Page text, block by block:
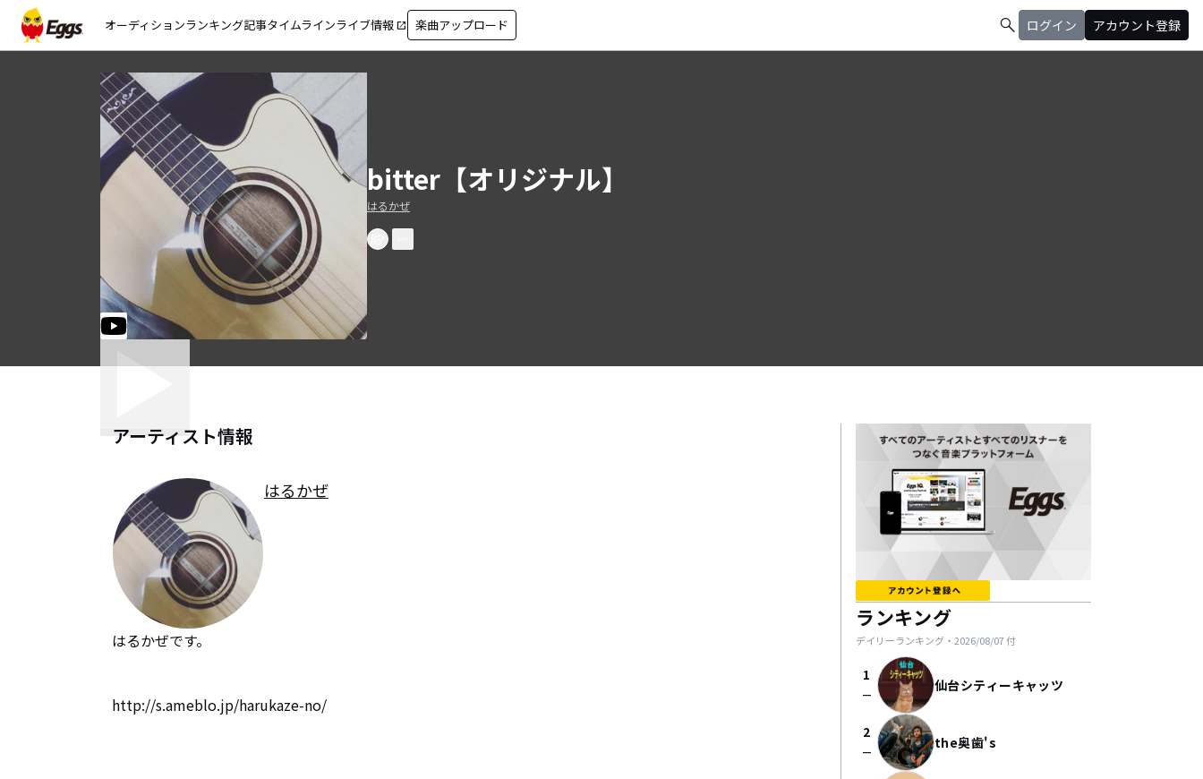
オーディションランキング記事タイムラインライブ情報 open_in_new 楽曲アップロード search ログイン アカウント登録
bitter【オリジナル】
はるかぜ
アーティスト情報
はるかぜ
はるかぜです。
http://s.ameblo.jp/harukaze-no/
ランキング
デイリーランキング・ 2026/08/07付
1
check_indeterminate_small 仙台シティーキャッツ
2
check_indeterminate_small the奥歯's